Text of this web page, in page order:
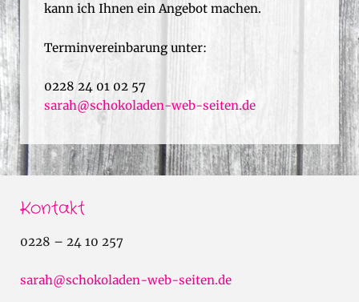
kann ich Ihnen ein Angebot machen.
Terminvereinbarung unter:
0228 24 01 02 57
sarah@schokoladen-web-seiten.de
Kontakt
0228 – 24 10 257
sarah@schokoladen-web-seiten.de